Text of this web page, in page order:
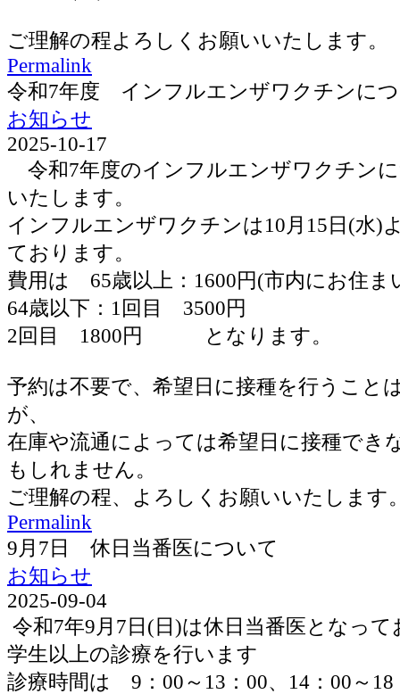
ご理解の程よろしくお願いいたします。
Permalink
令和7年度 インフルエンザワクチンに
お知らせ
2025-10-17
令和7年度のインフルエンザワクチン
いたします。
インフルエンザワクチンは10月15日(水)
ております。
費用は 65歳以上：1600円(市内にお住ま
64歳以下：1回目 3500円
2回目 1800円 となります。
予約は不要で、希望日に接種を行うこと
が、
在庫や流通によっては希望日に接種でき
もしれません。
ご理解の程、よろしくお願いいたします
Permalink
9月7日 休日当番医について
お知らせ
2025-09-04
令和7年9月7日(日)は休日当番医となっ
学生以上の診療を行います
診療時間は 9：00～13：00、14：00～